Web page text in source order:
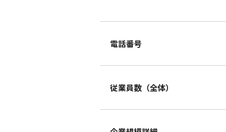
電話番号
従業員数（全体）